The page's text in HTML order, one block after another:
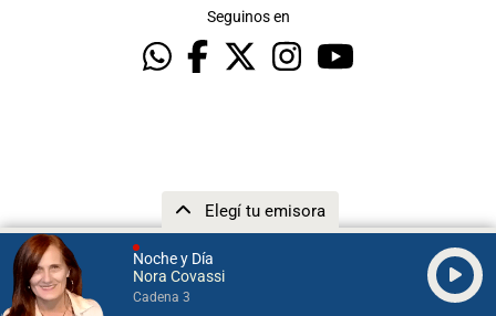
Noche y Día
Nora Covassi
Cadena 3
Elegí tu emisora
Seguinos en